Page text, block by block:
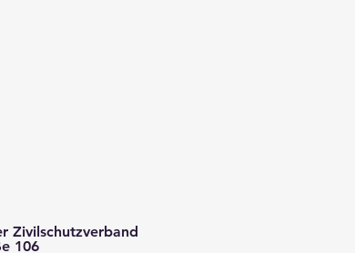
Zivilschutzverband
106